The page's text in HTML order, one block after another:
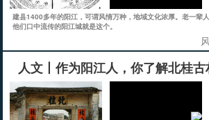
建县1400多年的阳江，可谓风情万种，地域文化浓厚。老一辈
他们口中流传的阳江城就是这个。
人文丨作为阳江人，你了解北桂古